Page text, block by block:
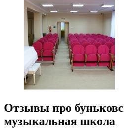
Отзывы про
музыкальная школа